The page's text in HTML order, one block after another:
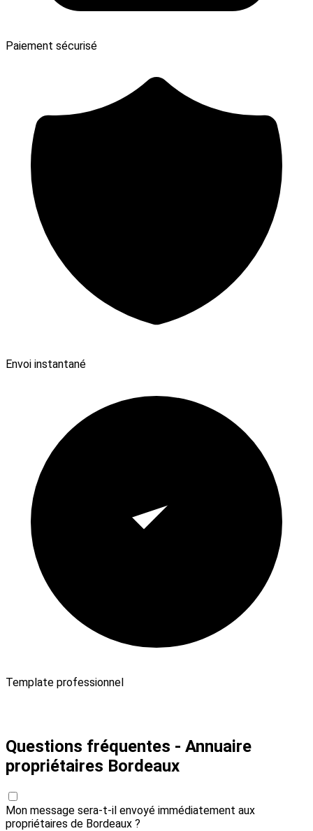
Paiement sécurisé
Envoi instantané
Template professionnel
Questions fréquentes - Annuaire
propriétaires Bordeaux
Mon message sera-t-il envoyé immédiatement aux
propriétaires de Bordeaux ?